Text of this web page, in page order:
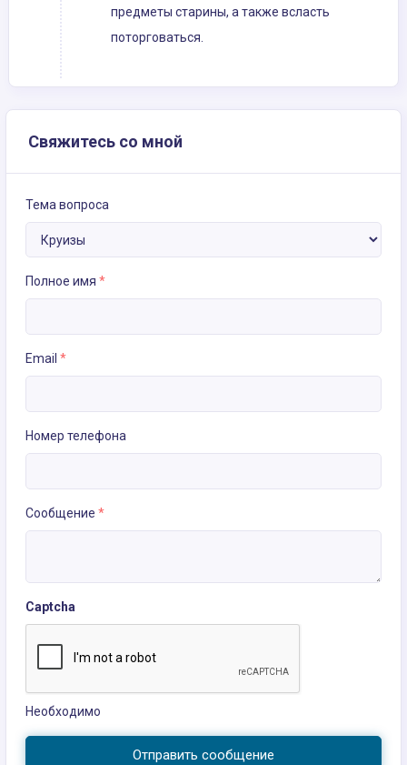
предметы старины, а также всласть
поторговаться.
Свяжитесь со мной
Тема вопроса
Полное имя *
Email *
Номер телефона
Сообщение *
Captcha
Необходимо
Отправить сообщение